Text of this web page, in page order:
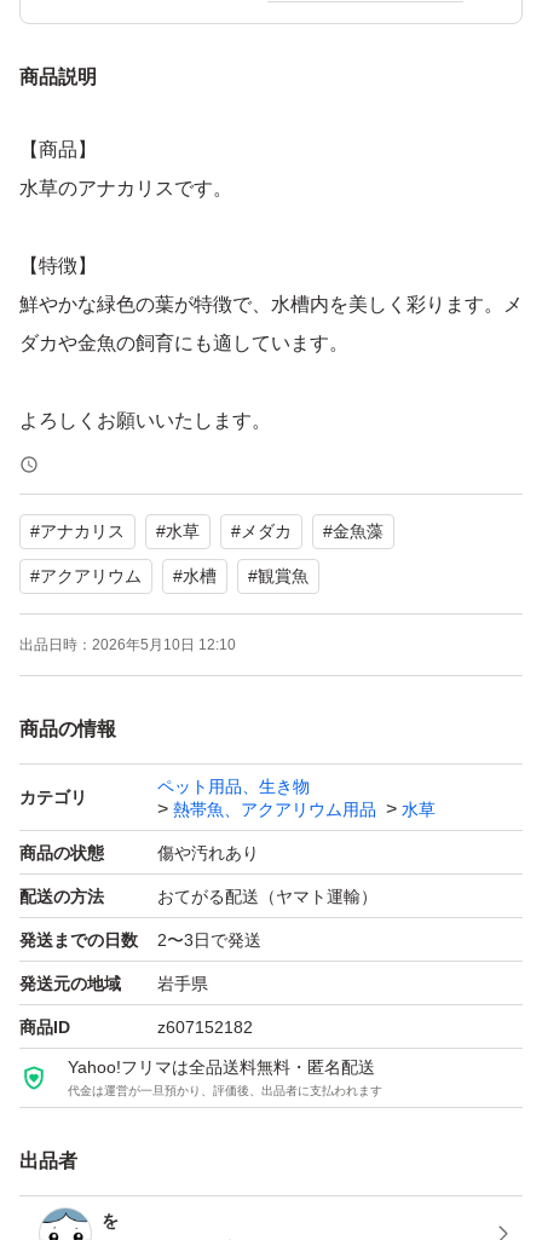
商品説明
【商品】
水草のアナカリスです。
【特徴】
鮮やかな緑色の葉が特徴で、水槽内を美しく彩ります。メ
ダカや金魚の飼育にも適しています。
よろしくお願いいたします。
#アナカリス #水草 #メダカ #金魚藻
#アクアリウム #水槽 #観賞魚
出品日時： 2026年5月10日 12:10
商品の情報
カテゴリ
ペット用品、生き物
熱帯魚、アクアリウム用品
水草
商品の状態 傷や汚れあり
配送の方法 おてがる配送（ヤマト運輸）
発送までの日数 2〜3日で発送
発送元の地域 岩手県
商品ID z607152182
Yahoo!フリマは全品送料無料・匿名配送
代金は運営が一旦預かり、評価後、出品者に支払われます
出品者
を